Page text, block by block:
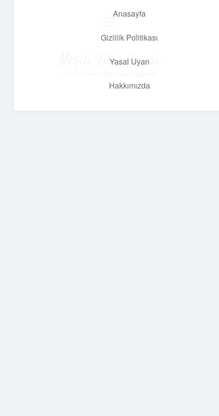
Anasayfa
Gizlilik Politikası
Yasal Uyarı
Hakkımızda
Neşeli Fikir Köşesi